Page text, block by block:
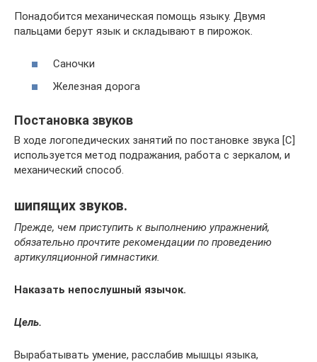
Понадобится механическая помощь языку. Двумя
пальцами берут язык и складывают в пирожок.
Саночки
Железная дорога
Постановка звуков
В ходе логопедических занятий по постановке звука [С]
используется метод подражания, работа с зеркалом, и
механический способ.
шипящих звуков.
Прежде, чем приступить к выполнению упражнений,
обязательно прочтите рекомендации по проведению
артикуляционной гимнастики.
Наказать непослушный язычок.
Цель.
Вырабатывать умение, расслабив мышцы языка,